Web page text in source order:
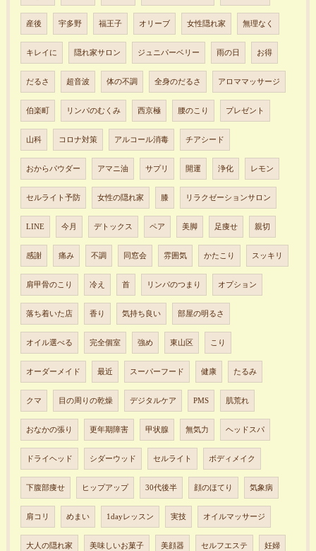
産後 宇多野 福王子 オリーブ 女性隠れ家 無理なく
キレイに 隠れ家サロン ジュニパーベリー 雨の日 お得
だるさ 超音波 体の不調 全身のだるさ アロママッサージ
伯楽町 リンパのむくみ 西京極 腰のこり プレゼント
山科 コロナ対策 アルコール消毒 チアシード
おからパウダー アマニ油 サプリ 開運 浄化 レモン
セルライト予防 女性の隠れ家 膝 リラクゼーションサロン
LINE 今月 デトックス ペア 美脚 足痩せ 親切
感謝 痛み 不調 同窓会 雰囲気 かたこり スッキリ
肩甲骨のこり 冷え 首 リンパのつまり オプション
落ち着いた店 香り 気持ち良い 部屋の明るさ
オイル選べる 完全個室 強め 東山区 こり
オーダーメイド 最近 スーパーフード 健康 たるみ
クマ 目の周りの乾燥 デジタルケア PMS 肌荒れ
おなかの張り 更年期障害 甲状腺 無気力 ヘッドスパ
ドライヘッド シダーウッド セルライト ボディメイク
下腹部痩せ ヒップアップ 30代後半 顔のほてり 気象病
肩コリ めまい 1dayレッスン 実技 オイルマッサージ
大人の隠れ家 美味しいお菓子 美顔器 セルフエステ 妊婦